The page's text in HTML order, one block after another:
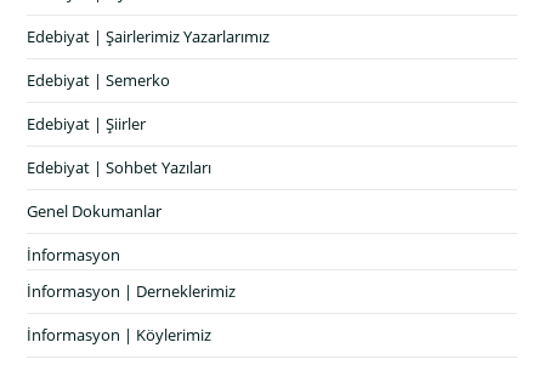
Edebiyat | Şairlerimiz Yazarlarımız
Edebiyat | Semerko
Edebiyat | Şiirler
Edebiyat | Sohbet Yazıları
Genel Dokumanlar
İnformasyon
İnformasyon | Derneklerimiz
İnformasyon | Köylerimiz